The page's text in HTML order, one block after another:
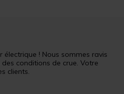
! Nous sommes ravis
conditions de crue. Votre
clients.